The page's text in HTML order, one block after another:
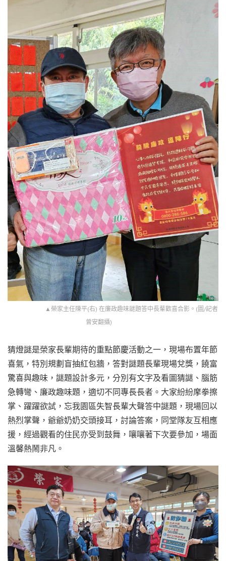
▲榮家主任陳平(右) 在廉政趣味謎題答中長輩歡喜合影。(圖/記者
曾安翻攝)
猜燈謎是榮家長輩期待的重點節慶活動之一，現場布置年節
喜氣，特別規劃盲抽紅包牆，答對謎題長輩現場兌獎，饒富
驚喜與趣味，謎題設計多元，分別有文字及看圖猜謎、腦筋
急轉彎、廉政趣味題，適切不同專長長者。大家紛紛摩拳擦
掌、躍躍欲試，忘我園區失智長輩大聲答中謎題，現場回以
熱烈掌聲，爺爺奶奶交頭接耳，討論答案，同堂隊友互相應
援，經過觀看的住民亦受到鼓舞，嚷嚷著下次要參加，場面
溫馨熱鬧非凡。